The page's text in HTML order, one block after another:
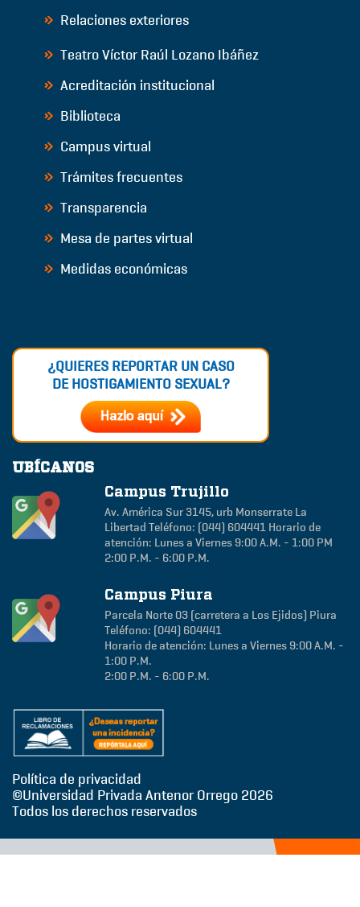
Relaciones exteriores
Teatro Víctor Raúl Lozano Ibáñez
Acreditación institucional
Biblioteca
Campus virtual
Trámites frecuentes
Transparencia
Mesa de partes virtual
Medidas económicas
¿QUIERES REPORTAR UN CASO
DE HOSTIGAMIENTO SEXUAL?
UBÍCANOS
Campus Trujillo
Av. América Sur 3145, urb Monserrate La
Libertad Teléfono: (044) 604441 Horario de
atención: Lunes a Viernes 9:00 A.M. - 1:00 PM
2:00 P.M. - 6:00 P.M.
Campus Piura
Parcela Norte 03 (carretera a Los Ejidos) Piura
Teléfono: (044) 604441
Horario de atención: Lunes a Viernes 9:00 A.M. -
1:00 P.M.
2:00 P.M. - 6:00 P.M.
Política de privacidad
©Universidad Privada Antenor Orrego 2026
Todos los derechos reservados